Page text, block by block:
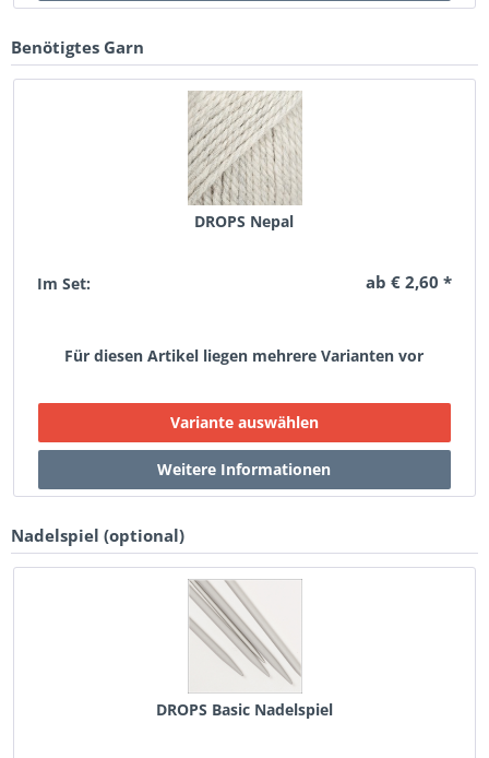
Benötigtes Garn
DROPS Nepal
Im Set: ab € 2,60 *
Für diesen Artikel liegen mehrere Varianten vor
Nadelspiel (optional)
DROPS Basic Nadelspiel